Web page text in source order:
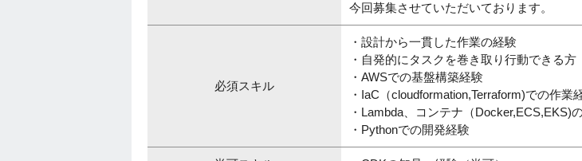
今回募集させていただいております。
必須スキル
・設計から一貫した作業の経験
・自発的にタスクを巻き取り行動できる方
・AWSでの基盤構築経験
・IaC（cloudformation,Terraform)での作業
・Lambda、コンテナ（Docker,ECS,EKS)
・Pythonでの開発経験